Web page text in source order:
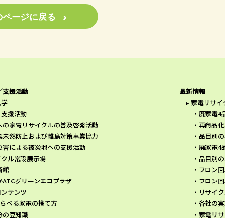
ページに戻る ›
支援活動
学
援活動
の家電リサイクルの普及啓発活動
未然防止および離島対策事業協力
害による被災地への支援活動
ル常設展示場
館
ATCグリーンエコプラザ
テンツ
べる家電の捨て方
の豆知識
最新情報
家電リサイ
廃家電4
再商品化
品目別
廃家電4
品目別
フロン
フロン
リサイ
各社の
家電リ